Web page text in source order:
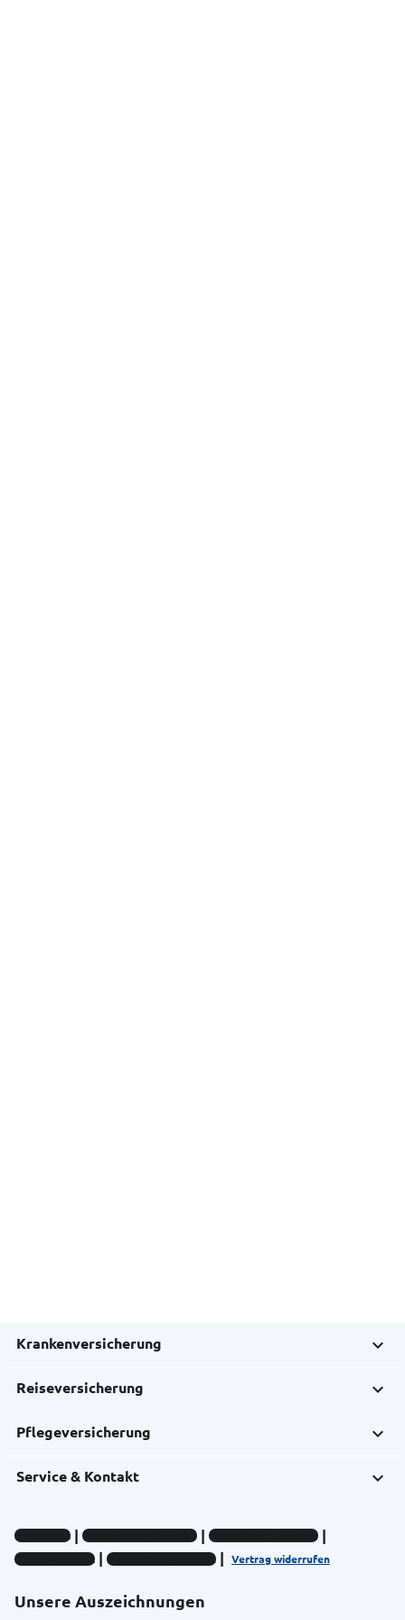
Krankenversicherung
Reiseversicherung
Pflegeversicherung
Service & Kontakt
Unsere Auszeichnungen
Impressum Datenschutz-Hinweise
Compliance-Hinweise
Barrierefreiheit
Cookie-Einstellungen Vertrag widerrufen